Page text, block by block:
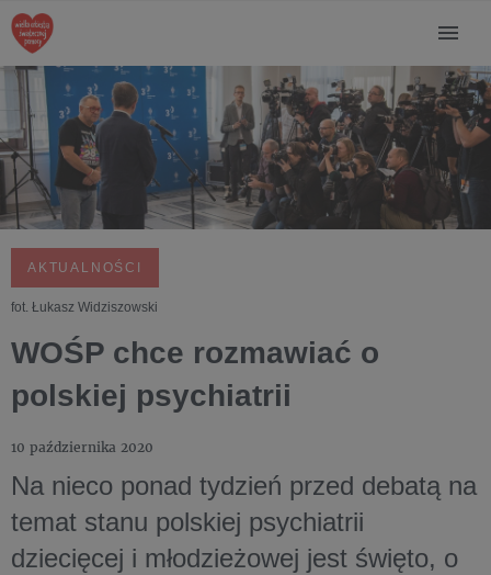
AKTUALNOŚCI
fot. Łukasz Widziszowski
WOŚP chce rozmawiać o
polskiej psychiatrii
10 października 2020
Na nieco ponad tydzień przed debatą na
temat stanu polskiej psychiatrii
dziecięcej i młodzieżowej jest święto, o